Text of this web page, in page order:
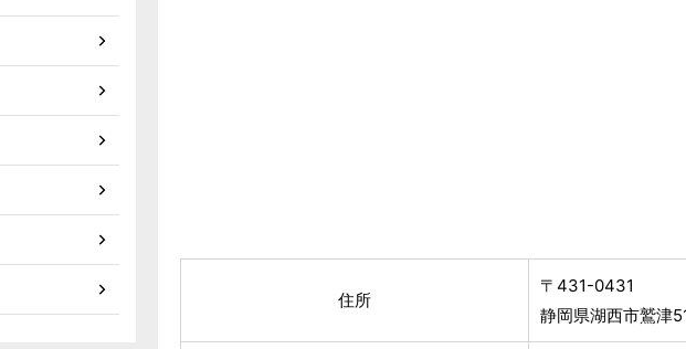
住所
〒431-0431
静岡県湖西市鷲津